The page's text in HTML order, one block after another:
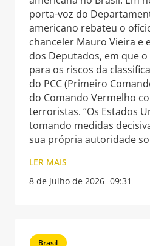
porta-voz do
americano rebateu o
chanceler Mauro Vieira e
dos Deputados, em que
para os riscos da
do PCC (Primeiro
do Comando Vermelho
terroristas. “Os Estados
tomando medidas
sua própria autoridade
LER MAIS
8 de julho de 2026 09:31
Brasil